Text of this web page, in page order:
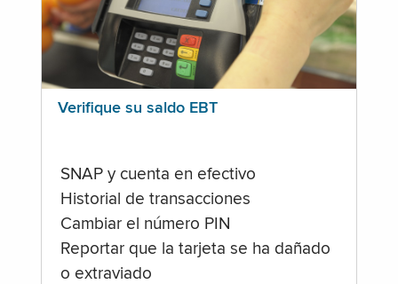
Verifique su saldo EBT
SNAP y cuenta en efectivo
Historial de transacciones
Cambiar el número PIN
Reportar que la tarjeta se ha dañado
o extraviado